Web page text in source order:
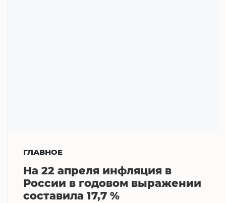
ГЛАВНОЕ
На 22 апреля инфляция в
России в годовом выражении
составила 17,7 %